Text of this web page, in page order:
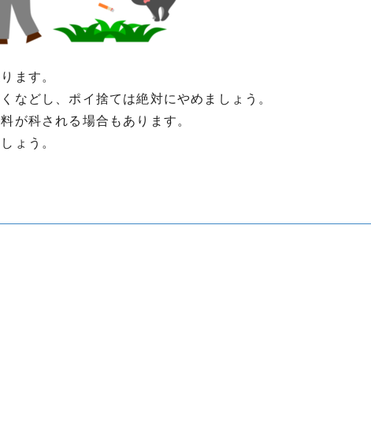
ます。
などし、ポイ捨ては絶対にやめましょう。
が科される場合もあります。
ょう。